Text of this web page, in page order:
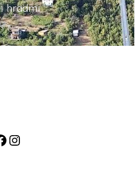
hradmi
Instagram